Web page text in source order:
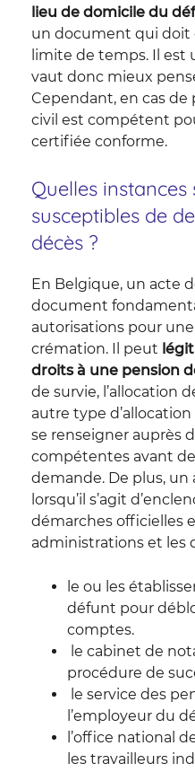
lieu de domicile du
un document qui doit
limite de temps. Il est
vaut donc mieux
Cependant, en cas de
civil est compétent
certifiée conforme.
Quelles instances
susceptibles de
décès ?
En Belgique, un acte
document
autorisations pour
crémation. Il peut
droits à une pension
de survie, l’allocation
autre type
se renseigner auprès
compétentes avant
demande. De plus,
lorsqu’il s’agit
démarches officielles
administrations et les
le ou les
défunt pour
comptes.
le cabinet de
procédure de
le service des
l’employeur du
l’office national
les travailleurs